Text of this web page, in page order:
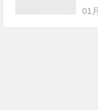
01